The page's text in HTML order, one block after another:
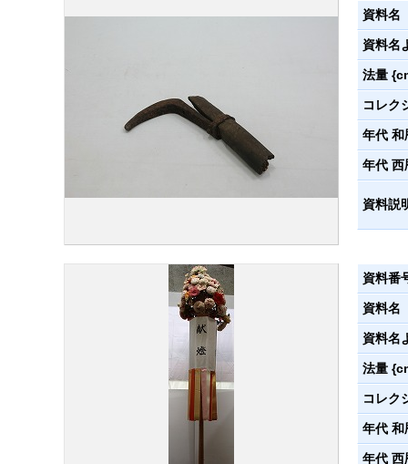
資料名
資料名
法量
コレク
年代 和
年代 西
資料説
資料番
資料名
資料名
法量
コレク
年代 和
年代 西